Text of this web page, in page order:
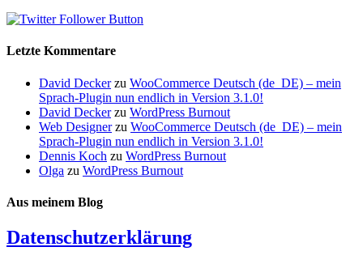
Letzte Kommentare
David Deckerzu WooCommerce Deutsch (de_DE) – mein
Sprach-Plugin nun endlich in Version 3.1.0!
David Deckerzu WordPress Burnout
Web Designerzu WooCommerce Deutsch (de_DE) – mein
Sprach-Plugin nun endlich in Version 3.1.0!
Dennis Koch zu WordPress Burnout
Olga zu WordPress Burnout
Aus meinem Blog
Datenschutzerklärung